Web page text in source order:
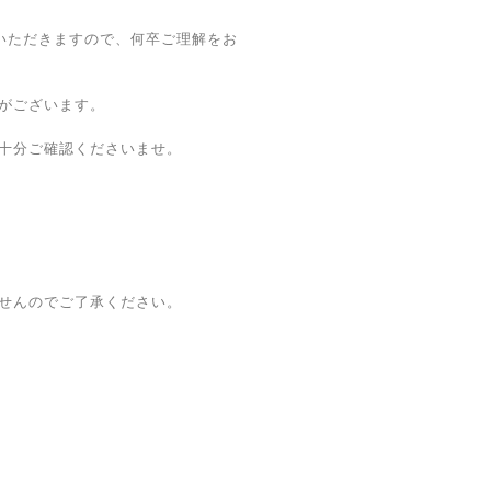
だきますので、何卒ご理解をお
ございます。
ご確認くださいませ。
んのでご了承ください。